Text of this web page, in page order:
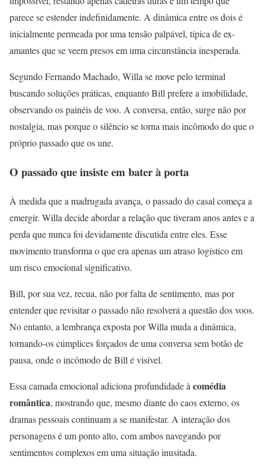
parece se estender indefinidamente. A dinâmica entre os dois é
inicialmente permeada por uma tensão palpável, típica de ex-
amantes que se veem presos em uma circunstância inesperada.
Segundo Fernando Machado, Willa se move pelo terminal
buscando soluções práticas, enquanto Bill prefere a imobilidade,
observando os painéis de voo. A conversa, então, surge não por
nostalgia, mas porque o silêncio se torna mais incômodo do que o
próprio passado que os une.
O passado que insiste em bater à porta
À medida que a madrugada avança, o passado do casal começa a
emergir. Willa decide abordar a relação que tiveram anos antes e a
perda que nunca foi devidamente discutida entre eles. Esse
movimento transforma o que era apenas um atraso logístico em
um risco emocional significativo.
Bill, por sua vez, recua, não por falta de sentimento, mas por
entender que revisitar o passado não resolverá a questão dos voos.
No entanto, a lembrança exposta por Willa muda a dinâmica,
tornando-os cúmplices forçados de uma conversa sem botão de
pausa, onde o incômodo de Bill é visível.
Essa camada emocional adiciona profundidade à comédia
romântica, mostrando que, mesmo diante do caos externo, os
dramas pessoais continuam a se manifestar. A interação dos
personagens é um ponto alto, com ambos navegando por
sentimentos complexos em uma situação inusitada.